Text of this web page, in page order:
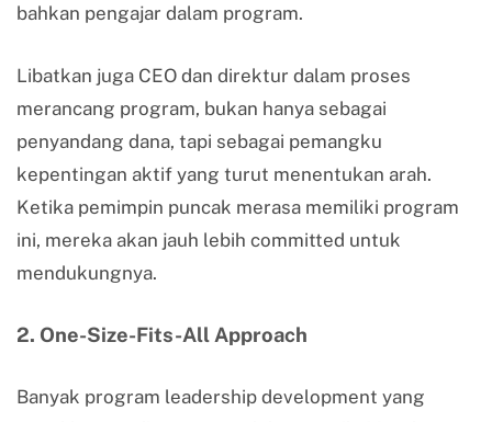
bahkan pengajar dalam program.
Libatkan juga CEO dan direktur dalam proses
merancang program, bukan hanya sebagai
penyandang dana, tapi sebagai pemangku
kepentingan aktif yang turut menentukan arah.
Ketika pemimpin puncak merasa memiliki program
ini, mereka akan jauh lebih committed untuk
mendukungnya.
2. One-Size-Fits-All Approach
Banyak program leadership development yang